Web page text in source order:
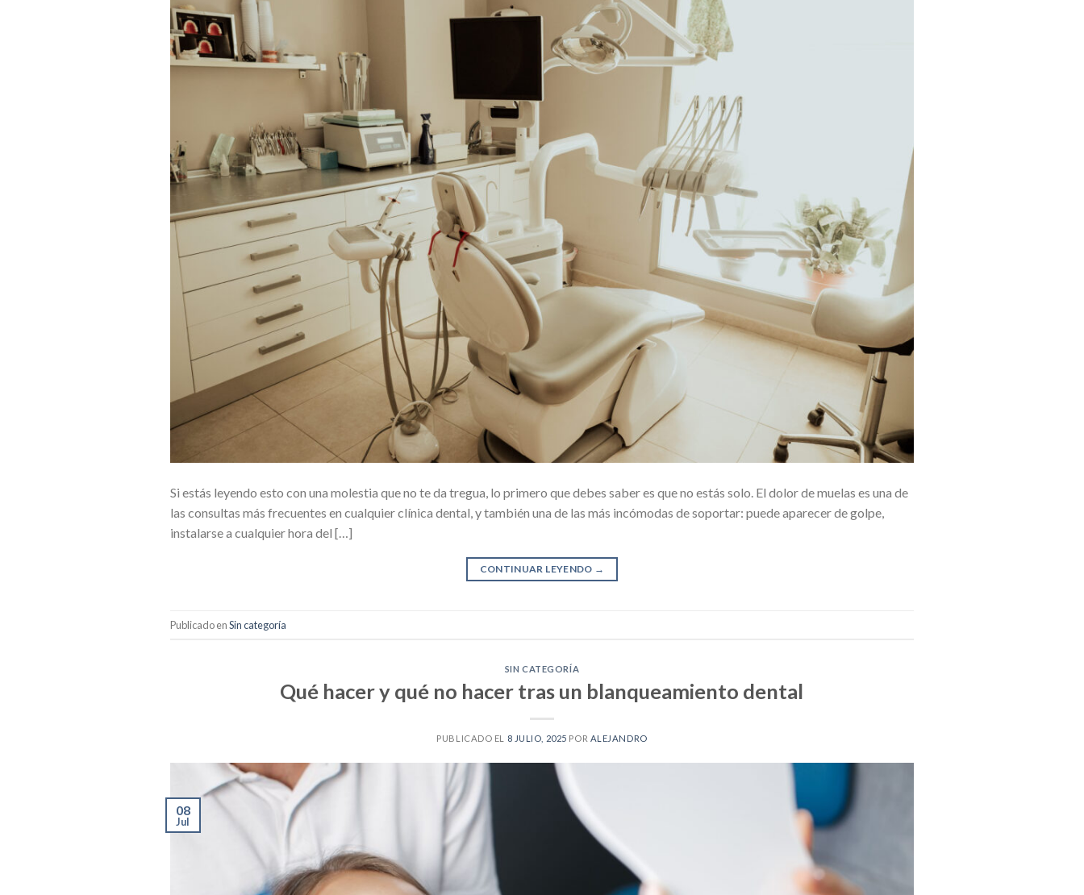
Si estás leyendo esto con una molestia que no te da tregua, lo primero que debes saber es que no estás solo. El dolor de muelas es una de
las consultas más frecuentes en cualquier clínica dental, y también una de las más incómodas de soportar: puede aparecer de golpe,
instalarse a cualquier hora del […]
CONTINUAR LEYENDO →
Publicado enSin categoría
SIN CATEGORÍA
Qué hacer y qué no hacer tras un blanqueamiento dental
PUBLICADO EL 8 JULIO, 2025 POR ALEJANDRO
08
Jul